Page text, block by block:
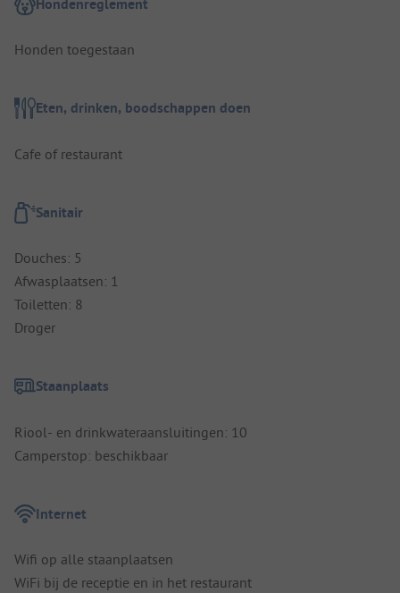
Hondenreglement
Honden toegestaan
Eten, drinken, boodschappen doen
Cafe of restaurant
Sanitair
Douches: 5
Afwasplaatsen: 1
Toiletten: 8
Droger
Staanplaats
Riool- en drinkwateraansluitingen: 10
Camperstop: beschikbaar
Internet
Wifi op alle staanplaatsen
WiFi bij de receptie en in het restaurant